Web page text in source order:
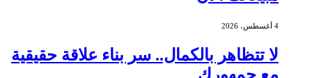
4 أغسطس، 2026
لا تتظاهر بالكمال.. سر بناء علاقة حقيقية